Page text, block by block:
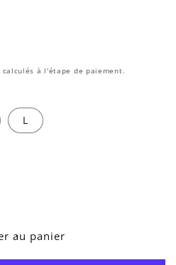
calculés à l'étape de paiement.
L
au panier